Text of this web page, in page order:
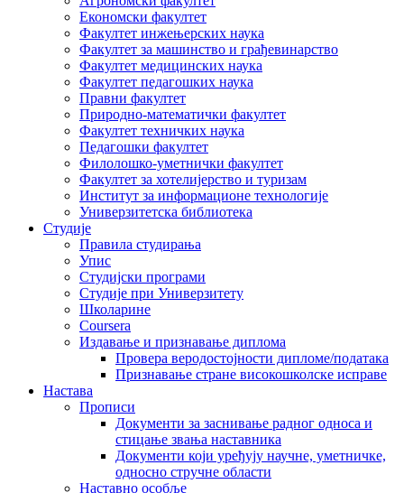
Економски факултет
Факултет инжењерских наука
Факултет за машинство и грађевинарство
Факултет медицинских наука
Факултет педагошких наука
Правни факултет
Природно-математички факултет
Факултет техничких наука
Педагошки факултет
Филолошко-уметнички факултет
Факултет за хотелијерство и туризам
Институт за информационе технологије
Универзитетска библиотека
Студије
Правила студирања
Упис
Студијски програми
Студије при Универзитету
Школарине
Coursera
Издавање и признавање диплома
Провера веродостојности дипломе/података
Признавање стране високошколске исправе
Настава
Прописи
Документи за заснивање радног односа и
стицање звања наставника
Документи који уређују научне, уметничке,
односно стручне области
Наставно особље